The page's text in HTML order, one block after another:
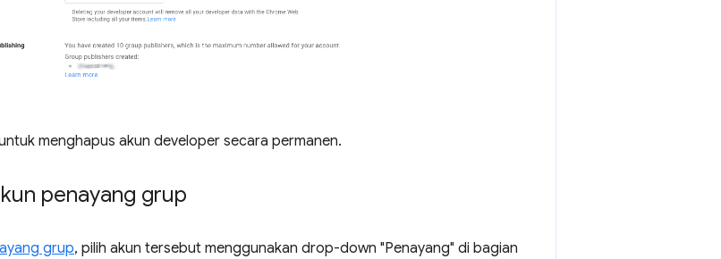
menghapus akun developer secara permanen.
penayang grup
grup, pilih akun tersebut menggunakan drop-down "Penayang" di bagian